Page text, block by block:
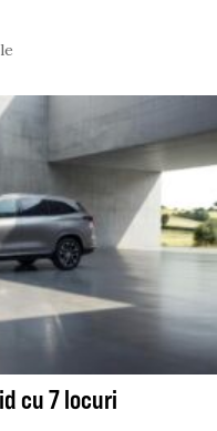
cu 7 locuri